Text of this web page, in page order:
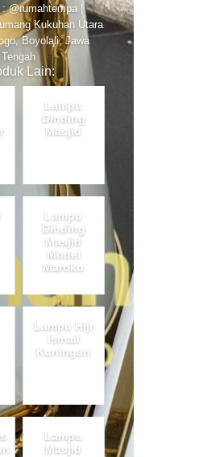
@rumahtempa |
Kukuhan Utara
Boyolali, Jawa
Tengah
Lain:
Lampu
Dinding
Masjid
Lampu
Dinding
Masjid
Model
Maroko
Lampu Hijr
Ismail
Kuningan
Lampu
Masjid